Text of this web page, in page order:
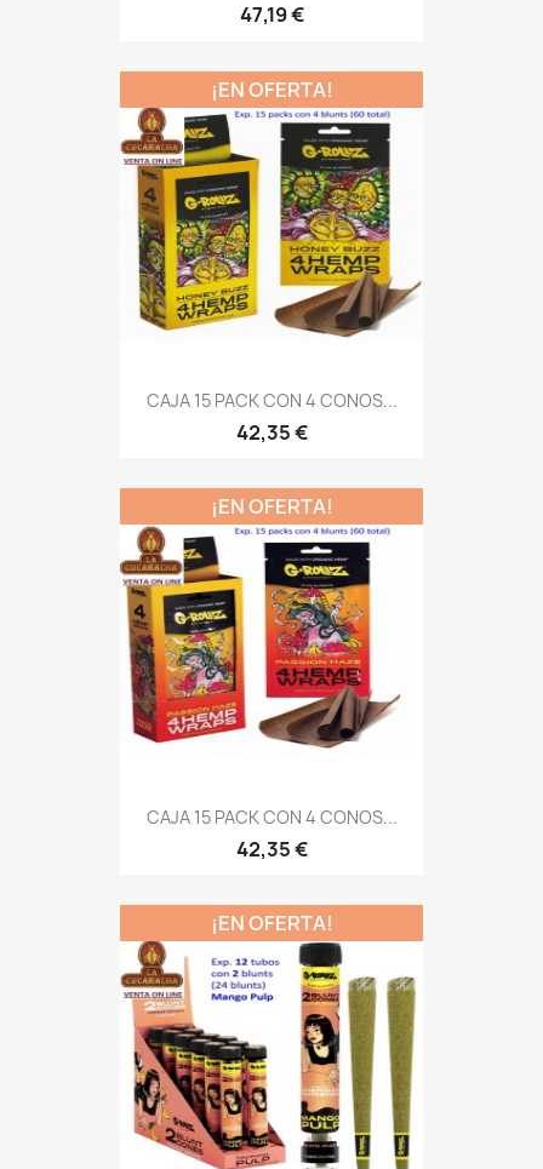
47,19 €
CAJA 15 PACK CON 4 CONOS...
42,35 €
¡EN OFERTA!
CAJA 15 PACK CON 4 CONOS...
42,35 €
¡EN OFERTA!
¡EN OFERTA!